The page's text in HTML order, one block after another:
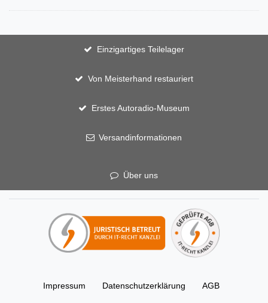
Einzigartiges Teilelager
Von Meisterhand restauriert
Erstes Autoradio-Museum
Versandinformationen
Über uns
Impressum Daten­schutz­erklärung AGB